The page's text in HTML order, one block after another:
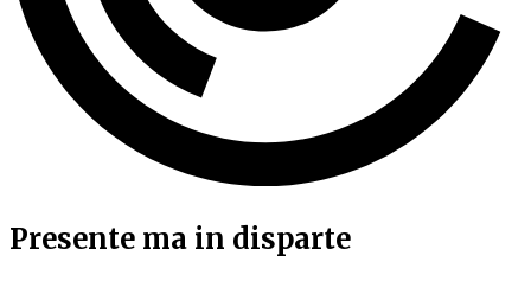
Presente ma in disparte